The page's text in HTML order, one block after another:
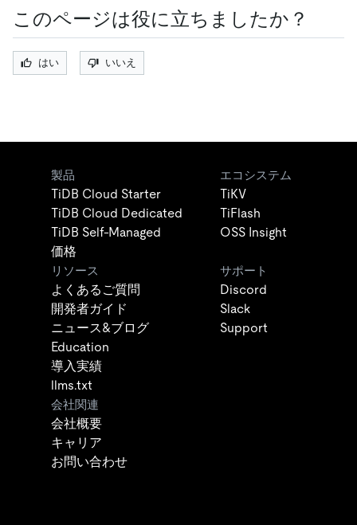
このページは役に立ちましたか？
はい いいえ
製品
TiDB Cloud Starter
TiDB Cloud Dedicated
TiDB Self-Managed
価格
エコシステム
TiKV
TiFlash
OSS Insight
リソース
よくあるご質問
開発者ガイド
ニュース&ブログ
Education
導入実績
llms.txt
サポート
Discord
Slack
Support
会社関連
会社概要
キャリア
お問い合わせ